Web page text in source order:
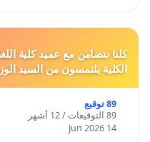
كلنا نتضامن مع عميد كلية
الكلية يلتمسون من السيد
89 توقيع
89 التوقيعات / 12 أشهر
14 Jun 2026